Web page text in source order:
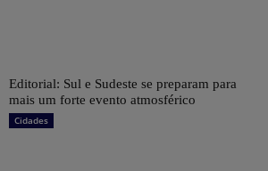
Editorial: Sul e Sudeste se preparam para
mais um forte evento atmosférico
Cidades